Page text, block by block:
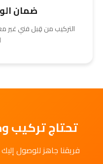
ضمان
التركيب من قِبل فني غير
تحتاج تركيب
فريقنا جاهز للوصول